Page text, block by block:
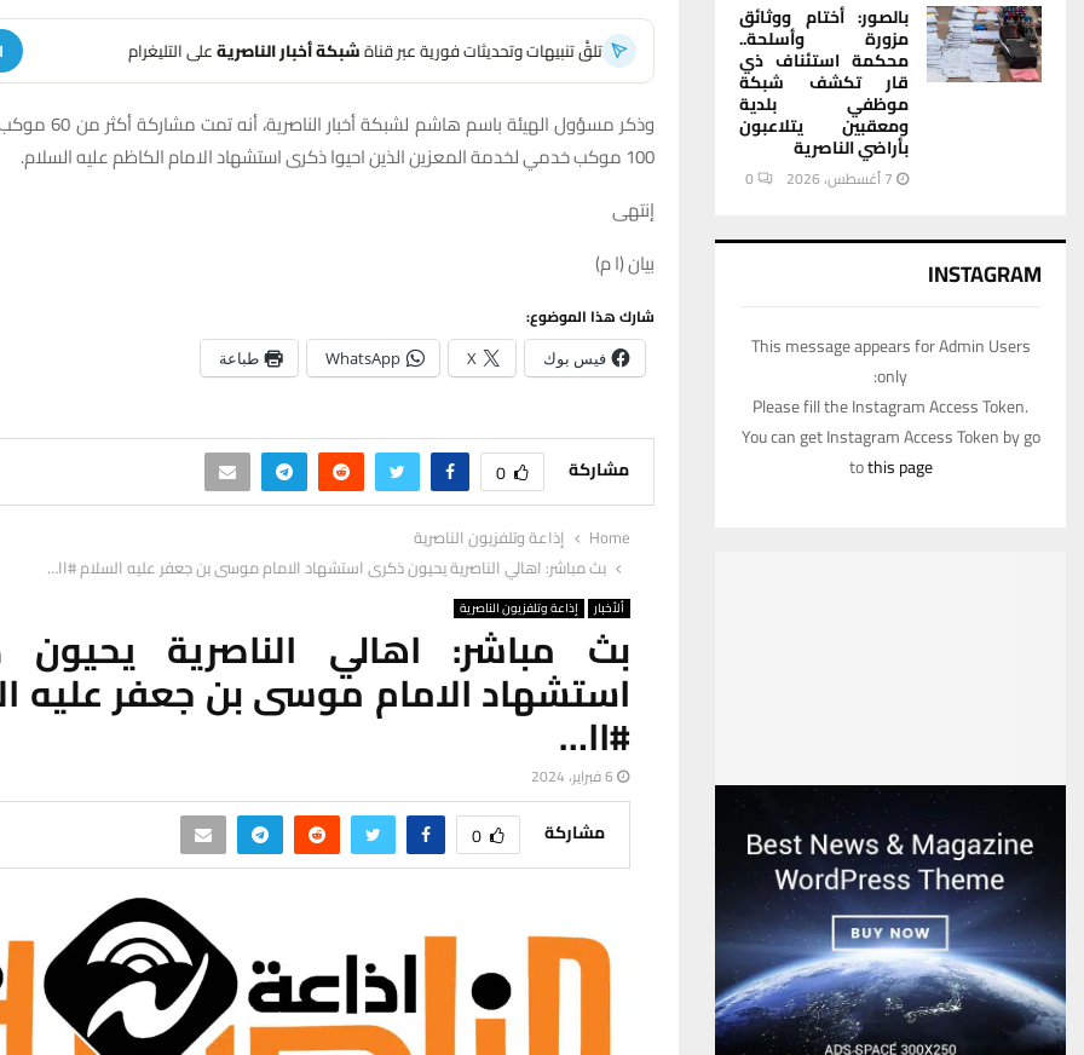
تلقَّ تنبيهات وتحديثات فورية عبر قناةشبكة أخبار الناصريةعلى التليغرام
وذكر مسؤول الهيئة باسم
100 موكب خدمي لخدمة المعزين الذين احيوا ذكرى استشهاد الامام الكاظم عليه السلام.
إنتهى
بيان (ا م)
شارك هذا الموضوع:
فيس بوك X
WhatsApp طباعة
مشاركة 0
Home
إذاعة وتلفزيون الناصرية
بث مباشر: اهالي الناصرية يحيون ذكرى استشهاد الامام موسى بن جعفر عليه السلام #اا…
ألأخبار إذاعة وتلفزيون الناصرية
بث مباشر: اهالي الناصرية
استشهاد الامام موسى بن جعفر عليه
#اا…
6 فبراير، 2024
مشاركة 0
بالصور: أختام ووثائق
مزورة وأسلحة..
محكمة استئناف ذي
قار تكشف شبكة
موظفي بلدية
ومعقبين يتلاعبون
بأراضي الناصرية
7 أغسطس، 2026 0
INSTAGRAM
This message appears for Admin Users
only:
Please fill the Instagram Access Token.
You can get Instagram Access Token by go
tothis page